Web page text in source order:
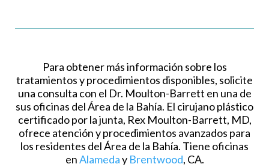
Para obtener más información sobre los
tratamientos y procedimientos disponibles, solicite
una consulta con el Dr. Moulton-Barrett en una de
sus oficinas del Área de la Bahía. El cirujano plástico
certificado por la junta, Rex Moulton-Barrett, MD,
ofrece atención y procedimientos avanzados para
los residentes del Área de la Bahía. Tiene oficinas
enAlameday Brentwood, CA.